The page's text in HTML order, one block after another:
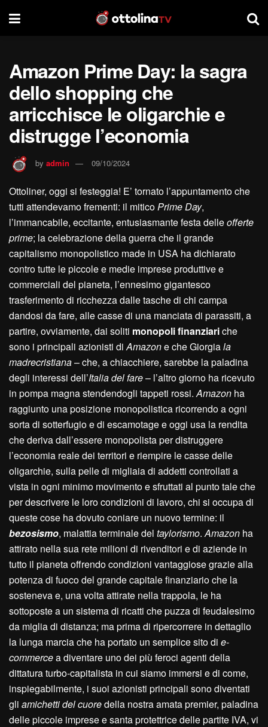
Amazon Prime Day: la sagra
dello shopping che
arricchisce le oligarchie e
distrugge l’economia
by admin 09/10/2024
Ottoliner, oggi si festeggia! E’ tornato l’appuntamento che
tutti attendevamo frementi: il miticoPrime Day,
l’immancabile, eccitante, entusiasmante festa delleofferte
prime; la celebrazione della guerra che il grande
capitalismo monopolistico made in USA ha dichiarato
contro tutte le piccole e medie imprese produttive e
commerciali del pianeta, l’ennesimo gigantesco
trasferimento di ricchezza dalle tasche di chi campa
dandosi da fare, alle casse di una manciata di parassiti, a
partire, ovviamente, dai soliti monopoli finanziariche
sono i principali azionisti diAmazone che Giorgiala
madrecristiana– che, a chiacchiere, sarebbe la paladina
degli interessi dell’Italia del fare– l’altro giorno ha ricevuto
in pompa magna stendendogli tappeti rossi.Amazon ha
raggiunto una posizione monopolistica ricorrendo a ogni
sorta di sotterfugio e di escamotage e oggi usa la rendita
che deriva dall’essere monopolista per distruggere
l’economia reale dei territori e riempire le casse delle
oligarchie, sulla pelle di migliaia di addetti controllati a
vista in ogni minimo movimento e sfruttati al punto tale che
per descrivere le loro condizioni di lavoro, chi si occupa di
queste cose ha dovuto coniare un nuovo termine: il
bezosismo, malattia terminale del taylorismo.Amazon ha
attirato nella sua rete milioni di rivenditori e di aziende in
tutto il pianeta offrendo condizioni vantaggiose grazie alla
potenza di fuoco del grande capitale finanziario che la
sosteneva e, una volta attirate nella trappola, le ha
sottoposte a un sistema di ricatti che puzza di feudalesimo
da miglia di distanza; ma prima di ripercorrere in dettaglio
la lunga marcia che ha portato un semplice sito di e-
commercea diventare uno dei più feroci agenti della
dittatura turbo-capitalista in cui siamo immersi e di come,
inspiegabilmente, i suoi azionisti principali sono diventati
gli amichetti del cuoredella nostra amata premier, paladina
delle piccole imprese e santa protettrice delle partite IVA, vi